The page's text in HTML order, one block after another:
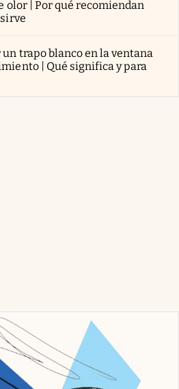
olor | Por qué recomiendan
un trapo blanco en la ventana
| Qué significa y para